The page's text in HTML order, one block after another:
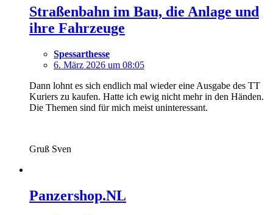
Straßenbahn im Bau, die Anlage und
ihre Fahrzeuge
Spessarthesse
6. März 2026 um 08:05
Dann lohnt es sich endlich mal wieder eine Ausgabe des TT
Kuriers zu kaufen. Hatte ich ewig nicht mehr in den Händen.
Die Themen sind für mich meist uninteressant.
Gruß Sven
Panzershop.NL